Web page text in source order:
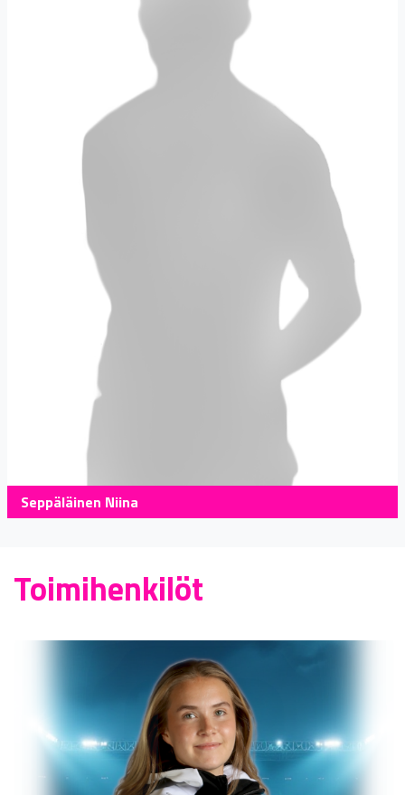
Seppäläinen Niina
Toimihenkilöt